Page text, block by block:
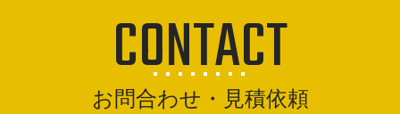
CONTACT
お問合わせ・見積依頼